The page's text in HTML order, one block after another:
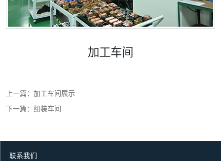
加工车间
上一篇： 加工车间展示
下一篇： 组装车间
联系我们